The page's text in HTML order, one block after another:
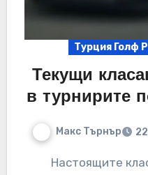
Турция Голф
Текущи
в турнирите
Макс Търнър
Настоящите класации на играчите в